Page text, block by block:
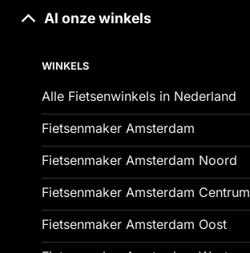
Al onze winkels
WINKELS
Alle Fietsenwinkels in Nederland
Fietsenmaker Amsterdam
Fietsenmaker Amsterdam Noord
Fietsenmaker Amsterdam Centrum
Fietsenmaker Amsterdam Oost